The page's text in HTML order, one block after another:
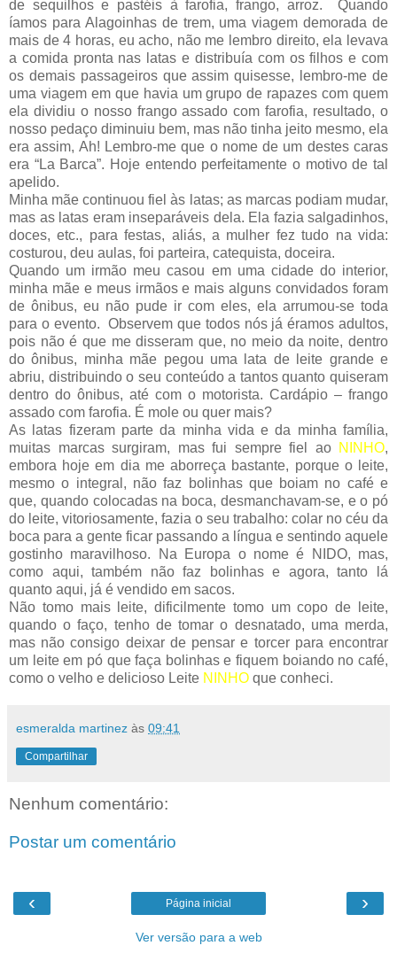
de sequilhos e pastéis à farofia, frango, arroz. Quando
íamos para Alagoinhas de trem, uma viagem demorada de
mais de 4 horas, eu acho, não me lembro direito, ela levava
a comida pronta nas latas e distribuía com os filhos e com
os demais passageiros que assim quisesse, lembro-me de
uma viagem em que havia um grupo de rapazes com quem
ela dividiu o nosso frango assado com farofia, resultado, o
nosso pedaço diminuiu bem, mas não tinha jeito mesmo, ela
era assim, Ah! Lembro-me que o nome de um destes caras
era “La Barca”. Hoje entendo perfeitamente o motivo de tal
apelido.
Minha mãe continuou fiel às latas; as marcas podiam mudar,
mas as latas eram inseparáveis dela. Ela fazia salgadinhos,
doces, etc., para festas, aliás, a mulher fez tudo na vida:
costurou, deu aulas, foi parteira, catequista, doceira.
Quando um irmão meu casou em uma cidade do interior,
minha mãe e meus irmãos e mais alguns convidados foram
de ônibus, eu não pude ir com eles, ela arrumou-se toda
para o evento. Observem que todos nós já éramos adultos,
pois não é que me disseram que, no meio da noite, dentro
do ônibus, minha mãe pegou uma lata de leite grande e
abriu, distribuindo o seu conteúdo a tantos quanto quiseram
dentro do ônibus, até com o motorista. Cardápio – frango
assado com farofia. É mole ou quer mais?
As latas fizeram parte da minha vida e da minha família,
muitas marcas surgiram, mas fui sempre fiel ao NINHO,
embora hoje em dia me aborreça bastante, porque o leite,
mesmo o integral, não faz bolinhas que boiam no café e
que, quando colocadas na boca, desmanchavam-se, e o pó
do leite, vitoriosamente, fazia o seu trabalho: colar no céu da
boca para a gente ficar passando a língua e sentindo aquele
gostinho maravilhoso. Na Europa o nome é NIDO, mas,
como aqui, também não faz bolinhas e agora, tanto lá
quanto aqui, já é vendido em sacos.
Não tomo mais leite, dificilmente tomo um copo de leite,
quando o faço, tenho de tomar o desnatado, uma merda,
mas não consigo deixar de pensar e torcer para encontrar
um leite em pó que faça bolinhas e fiquem boiando no café,
como o velho e delicioso Leite NINHO que conheci.
esmeralda martinez às 09:41
Compartilhar
Nenhum comentário:
Postar um comentário
‹ ›
Página inicial
Ver versão para a web